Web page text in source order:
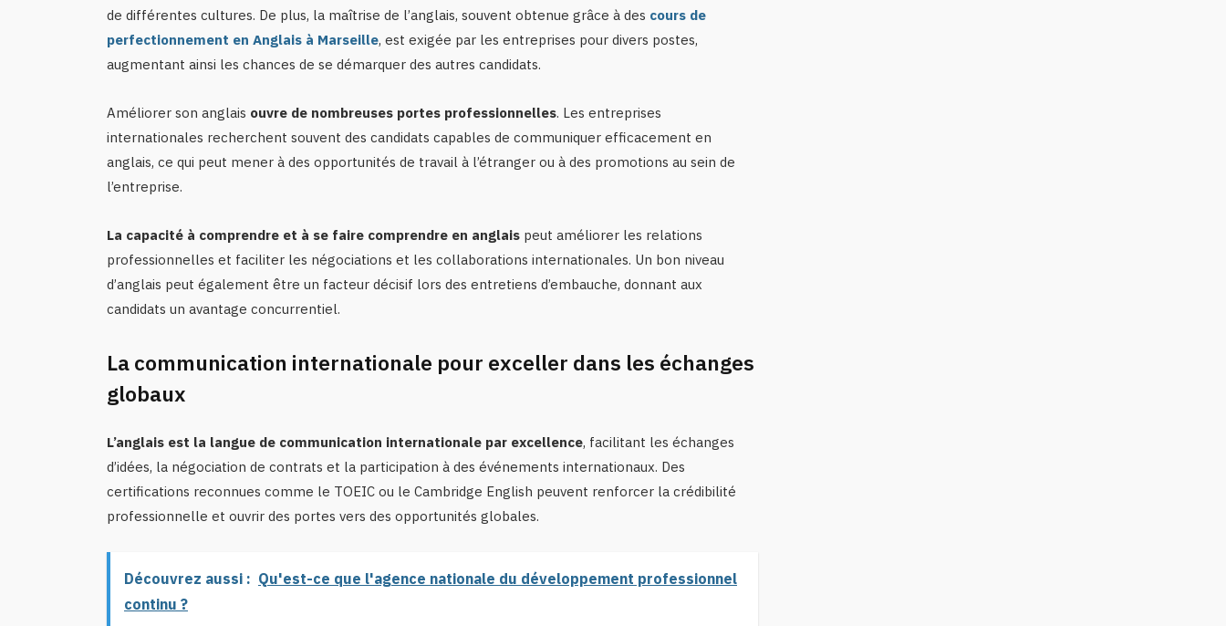
de différentes cultures. De plus, la maîtrise de l’anglais, souvent obtenue grâce à des cours de
perfectionnement en Anglais à Marseille, est exigée par les entreprises pour divers postes,
augmentant ainsi les chances de se démarquer des autres candidats.
Améliorer son anglais ouvre de nombreuses portes professionnelles. Les entreprises
internationales recherchent souvent des candidats capables de communiquer efficacement en
anglais, ce qui peut mener à des opportunités de travail à l’étranger ou à des promotions au sein de
l’entreprise.
La capacité à comprendre et à se faire comprendre en anglaispeut améliorer les relations
professionnelles et faciliter les négociations et les collaborations internationales. Un bon niveau
d’anglais peut également être un facteur décisif lors des entretiens d’embauche, donnant aux
candidats un avantage concurrentiel.
La communication internationale pour exceller dans les échanges
globaux
L’anglais est la langue de communication internationale par excellence, facilitant les échanges
d’idées, la négociation de contrats et la participation à des événements internationaux. Des
certifications reconnues comme le TOEIC ou le Cambridge English peuvent renforcer la crédibilité
professionnelle et ouvrir des portes vers des opportunités globales.
Découvrez aussi : Qu'est-ce que l'agence nationale du développement professionnel
continu ?